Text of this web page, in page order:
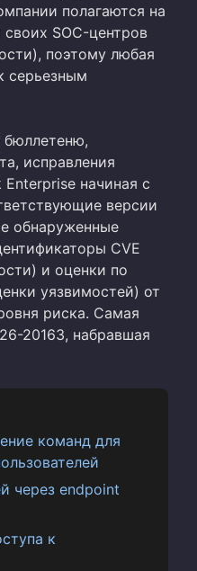
полагаются на
SOC-центров
поэтому любая
серьезным
бюллетеню,
исправления
начиная с
версии
обнаруженные
CVE
и оценки по
уязвимостей) от
риска. Самая
20163, набравшая
команд для
через endpoint
к